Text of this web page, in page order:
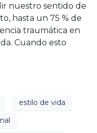
nuestro sentido de
hasta un 75 % de
traumática en
Cuando esto
estilo de vida